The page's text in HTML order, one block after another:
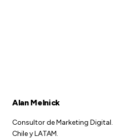
Alan Melnick
Consultor de Marketing Digital.
Chile y LATAM.